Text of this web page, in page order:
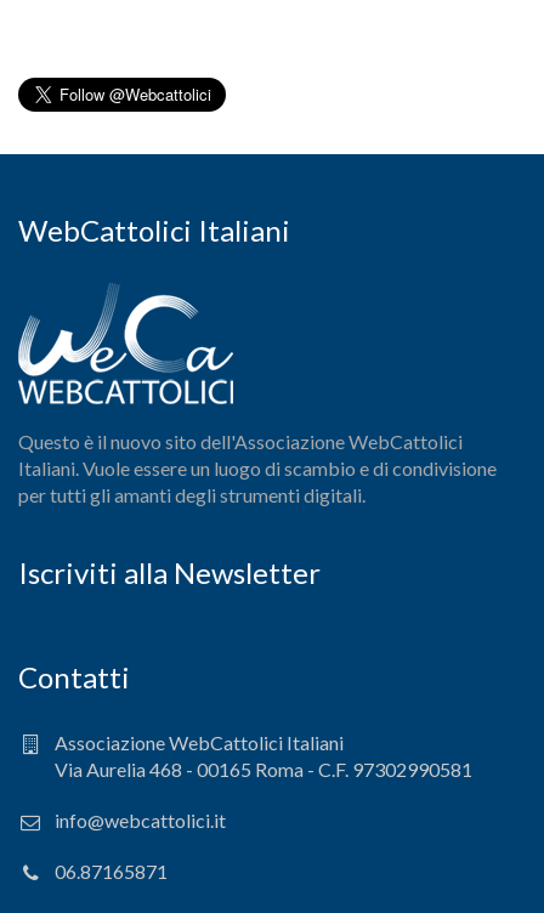
WebCattolici Italiani
Questo è il nuovo sito dell'Associazione WebCattolici
Italiani. Vuole essere un luogo di scambio e di condivisione
per tutti gli amanti degli strumenti digitali.
Iscriviti alla Newsletter
Contatti
Associazione WebCattolici Italiani
Via Aurelia 468 - 00165 Roma - C.F. 97302990581
info@webcattolici.it
06.87165871